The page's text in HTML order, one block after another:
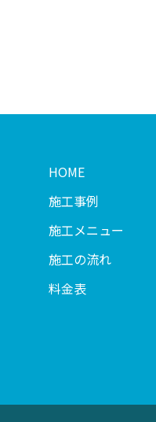
HOME
施工事例
施工メニュー
施工の流れ
料金表